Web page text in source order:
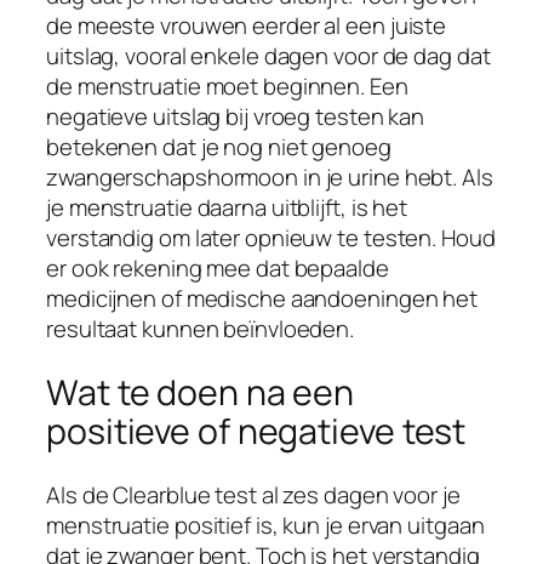
de meeste vrouwen eerder al een juiste
uitslag, vooral enkele dagen voor de dag dat
de menstruatie moet beginnen. Een
negatieve uitslag bij vroeg testen kan
betekenen dat je nog niet genoeg
zwangerschapshormoon in je urine hebt. Als
je menstruatie daarna uitblijft, is het
verstandig om later opnieuw te testen. Houd
er ook rekening mee dat bepaalde
medicijnen of medische aandoeningen het
resultaat kunnen beïnvloeden.
Wat te doen na een
positieve of negatieve test
Als de Clearblue test al zes dagen voor je
menstruatie positief is, kun je ervan uitgaan
dat je zwanger bent. Toch is het verstandig